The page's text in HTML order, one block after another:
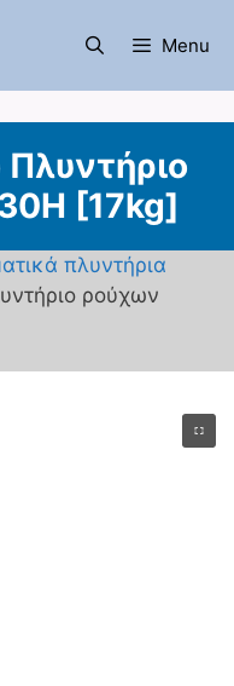
Menu
[17kg]
πλυντήρια
ρούχων